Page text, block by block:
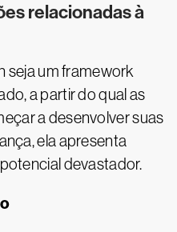
relacionadas à
seja um framework
a partir do qual as
a desenvolver suas
ela apresenta
devastador.